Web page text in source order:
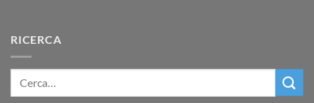
RICERCA